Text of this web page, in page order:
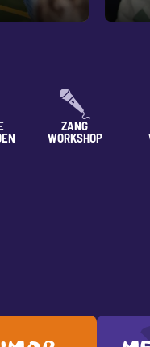
ZANG
WORKSHOP